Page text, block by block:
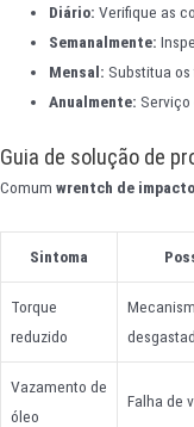
Diário: Verifique as
Semanalmente:
Mensal: Substitua
Anualmente:
Guia de solução de
Comum wrentch de
Sintoma
Torque
reduzido
Vazamento de
óleo
Falha de